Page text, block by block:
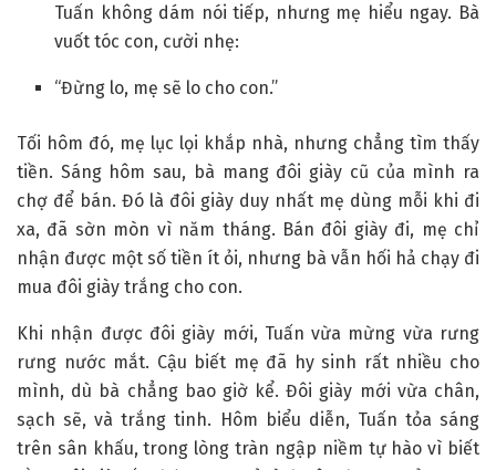
Tuấn không dám nói tiếp, nhưng mẹ hiểu ngay. Bà
vuốt tóc con, cười nhẹ:
“Đừng lo, mẹ sẽ lo cho con.”
Tối hôm đó, mẹ lục lọi khắp nhà, nhưng chẳng tìm thấy
tiền. Sáng hôm sau, bà mang đôi giày cũ của mình ra
chợ để bán. Đó là đôi giày duy nhất mẹ dùng mỗi khi đi
xa, đã sờn mòn vì năm tháng. Bán đôi giày đi, mẹ chỉ
nhận được một số tiền ít ỏi, nhưng bà vẫn hối hả chạy đi
mua đôi giày trắng cho con.
Khi nhận được đôi giày mới, Tuấn vừa mừng vừa rưng
rưng nước mắt. Cậu biết mẹ đã hy sinh rất nhiều cho
mình, dù bà chẳng bao giờ kể. Đôi giày mới vừa chân,
sạch sẽ, và trắng tinh. Hôm biểu diễn, Tuấn tỏa sáng
trên sân khấu, trong lòng tràn ngập niềm tự hào vì biết